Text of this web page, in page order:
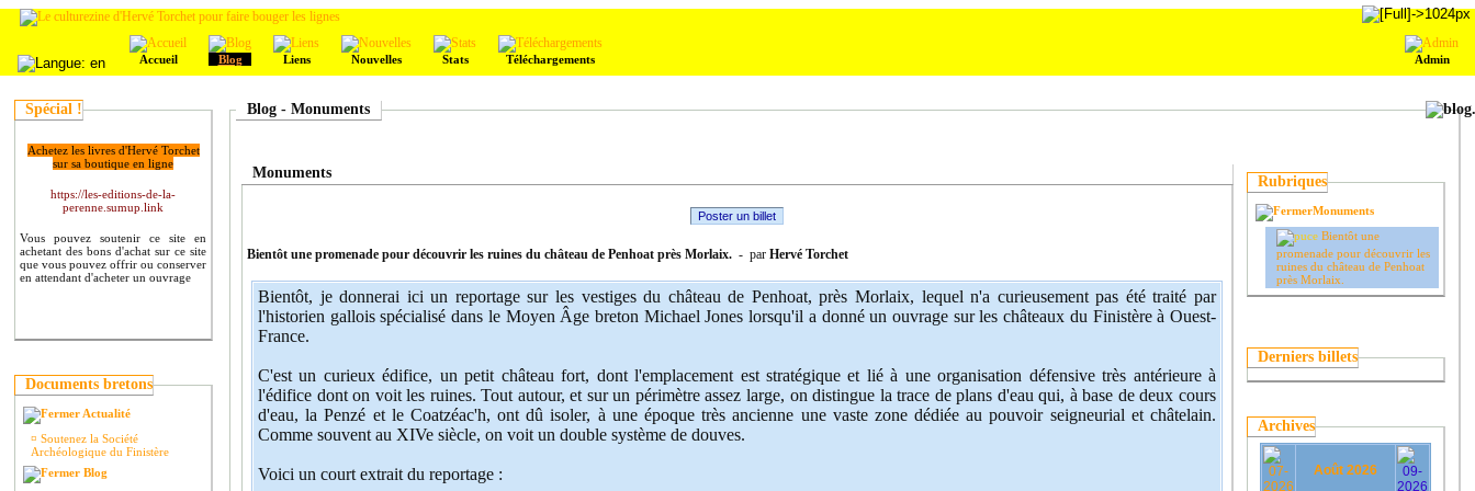
Admin
Accueil Blog Liens Nouvelles Stats Téléchargements
Spécial !
Achetez les livres d'Hervé Torchet
sur sa boutique en ligne
https://les-editions-de-la-
perenne.sumup.link
Vous pouvez soutenir ce site en
achetant des bons d'achat sur ce site
que vous pouvez offrir ou conserver
en attendant d'acheter un ouvrage
Documents bretons
Actualité
¤ Soutenez la Société
Archéologique du Finistère
Blog
Blog - Monuments
Monuments
Poster un billet
Bientôt une promenade pour découvrir les ruines du château de Penhoat près Morlaix. - par Hervé Torchet
Bientôt, je donnerai ici un reportage sur les vestiges du château de Penhoat, près Morlaix, lequel n'a curieusement pas été traité par
l'historien gallois spécialisé dans le Moyen Âge breton Michael Jones lorsqu'il a donné un ouvrage sur les châteaux du Finistère à Ouest-
France.
C'est un curieux édifice, un petit château fort, dont l'emplacement est stratégique et lié à une organisation défensive très antérieure à
l'édifice dont on voit les ruines. Tout autour, et sur un périmètre assez large, on distingue la trace de plans d'eau qui, à base de deux cours
d'eau, la Penzé et le Coatzéac'h, ont dû isoler, à une époque très ancienne une vaste zone dédiée au pouvoir seigneurial et châtelain.
Comme souvent au XIVe siècle, on voit un double système de douves.
Voici un court extrait du reportage :
Rubriques
Monuments
Bientôt une
promenade pour découvrir les
ruines du château de Penhoat
près Morlaix.
Derniers billets
Archives
Août 2026